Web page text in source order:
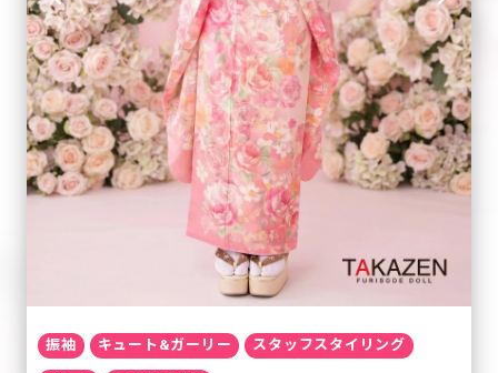
振袖 キュート&ガーリー スタッフスタイリング